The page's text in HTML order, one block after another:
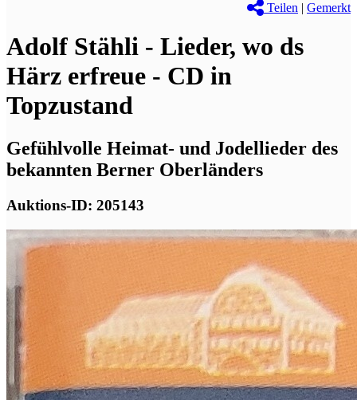
Teilen | Gemerkt
Adolf Stähli - Lieder, wo ds
Härz erfreue - CD in
Topzustand
Gefühlvolle Heimat- und Jodellieder des
bekannten Berner Oberländers
Auktions-ID: 205143